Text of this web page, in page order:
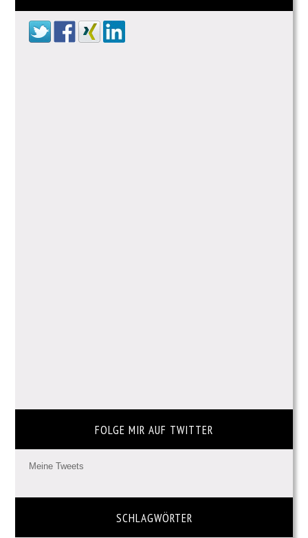
FOLGE MIR AUF TWITTER
Meine Tweets
SCHLAGWÖRTER